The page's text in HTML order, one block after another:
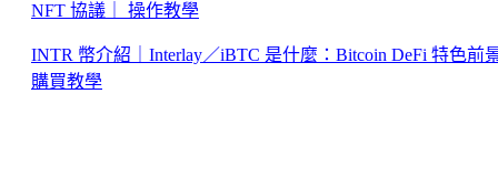
NFT 協議｜ 操作教學
INTR 幣介紹｜Interlay／iBTC 是什麼：Bitcoin DeFi 特色前
購買教學